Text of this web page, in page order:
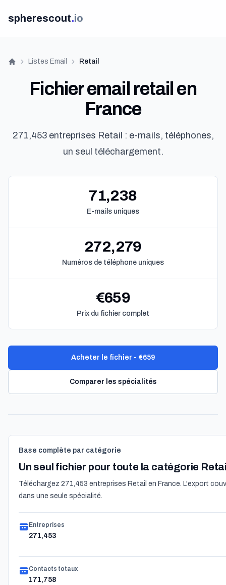
spherescout.io
Accueil
Listes Email Retail
Fichier email retail en
France
271,453 entreprises Retail : e-mails, téléphones,
un seul téléchargement.
71,238
E-mails uniques
272,279
Numéros de téléphone uniques
€659
Prix du fichier complet
Acheter le fichier - €659
Comparer les spécialités
Base complète par catégorie
Un seul fichier pour toute la catégorie
Téléchargez 271,453 entreprises Retail en France. L'export
dans une seule spécialité.
Entreprises
271,453
Contacts totaux
171,758